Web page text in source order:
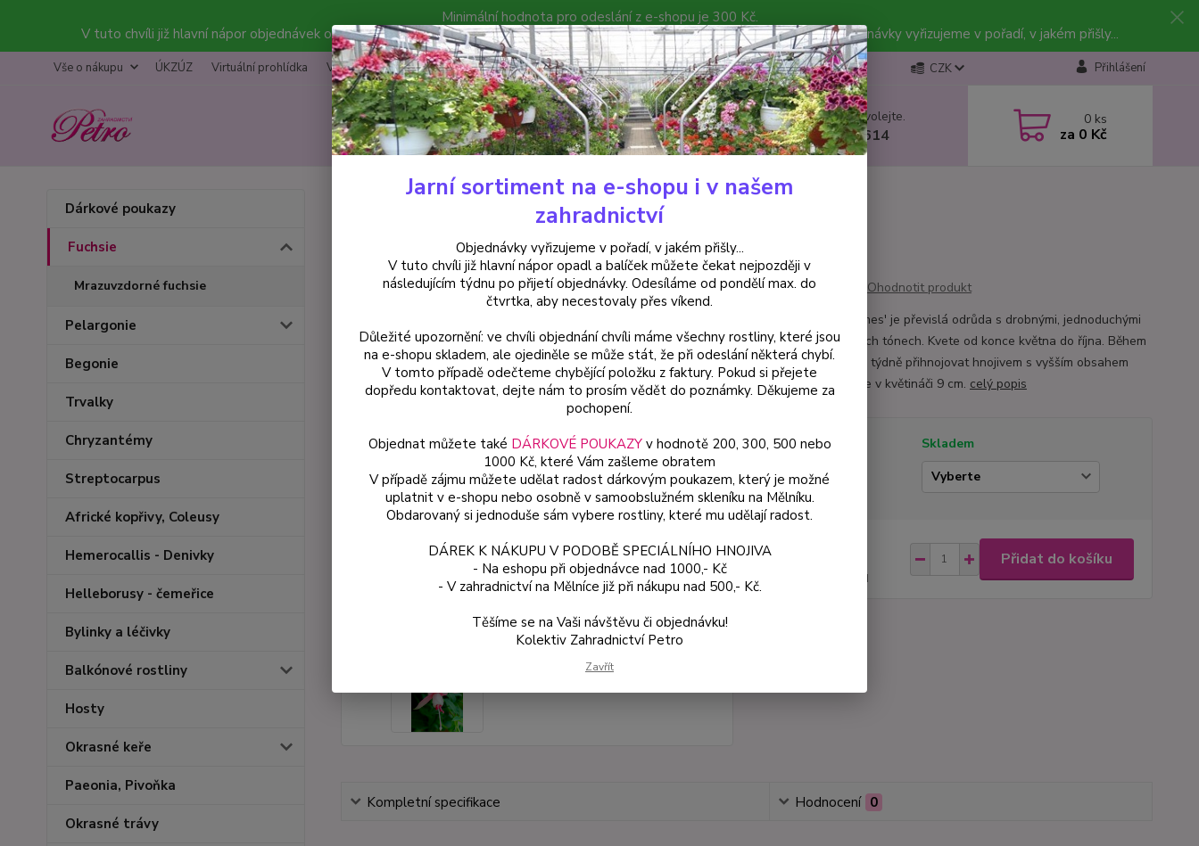
Minimální hodnota pro odeslání z e-shopu je 300 Kč.
V tuto chvíli již hlavní nápor objednávek opadl a balíček můžete čekat nejpozději v následujícím týdnu po přijetí objednávky. Objednávky vyřizujeme v pořadí, v jakém přišly...
Vše o nákupu ÚKZÚZ Virtuální prohlídka Výstava Katalog Poradna Kontakty CZK Přihlášení
Hledat Nevíte si rady? Zavolejte.
+420 602 223 614
0 ks
za 0 Kč
Dárkové poukazy
Fuchsie
Mrazuvzdorné fuchsie
Pelargonie
Begonie
Trvalky
Chryzantémy
Streptocarpus
Africké kopřivy, Coleusy
Hemerocallis - Denivky
Helleborusy - čemeřice
Bylinky a léčivky
Balkónové rostliny
Hosty
Okrasné keře
Paeonia, Pivoňka
Okrasné trávy
Fuchsie Wind Chimes Fuchsie
Wind Chimes Fuchsie
Ohodnotit produkt
Fuchsia 'Wind Chimes' je převislá odrůda s drobnými, jednoduchými
květy v růžovo-bílých tónech. Kvete od konce května do října. Během
květu je vhodné 1× týdně přihnojovat hnojivem s vyšším obsahem
draslíku. Dodáváme v květináči 9 cm. celý popis
Dostupnost
Skladem
Varianta
bez DPH
Přidat do košíku
Kompletní specifikace Hodnocení 0
Jarní sortiment na e-shopu i v našem
zahradnictví
Objednávky vyřizujeme v pořadí, v jakém přišly...
V tuto chvíli již hlavní nápor opadl a balíček můžete čekat nejpozději v
následujícím týdnu po přijetí objednávky. Odesíláme od pondělí max. do
čtvrtka, aby necestovaly přes víkend.
Důležité upozornění: ve chvíli objednání chvíli máme všechny rostliny, které jsou
na e-shopu skladem, ale ojediněle se může stát, že při odeslání některá chybí.
V tomto případě odečteme chybějící položku z faktury. Pokud si přejete
dopředu kontaktovat, dejte nám to prosím vědět do poznámky. Děkujeme za
pochopení.
Objednat můžete také DÁRKOVÉ POUKAZYv hodnotě 200, 300, 500 nebo
1000 Kč, které Vám zašleme obratem
V případě zájmu můžete udělat radost dárkovým poukazem, který je možné
uplatnit v e-shopu nebo osobně v samoobslužném skleníku na Mělníku.
Obdarovaný si jednoduše sám vybere rostliny, které mu udělají radost.
DÁREK K NÁKUPU V PODOBĚ SPECIÁLNÍHO HNOJIVA
- Na eshopu při objednávce nad 1000,- Kč
- V zahradnictví na Mělníce již při nákupu nad 500,- Kč.
Těšíme se na Vaši návštěvu či objednávku!
Kolektiv Zahradnictví Petro
Zavřít